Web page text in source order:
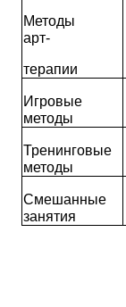
Методы
арт-
терапии
Игровые
методы
Тренинговые
методы
Смешанные
занятия